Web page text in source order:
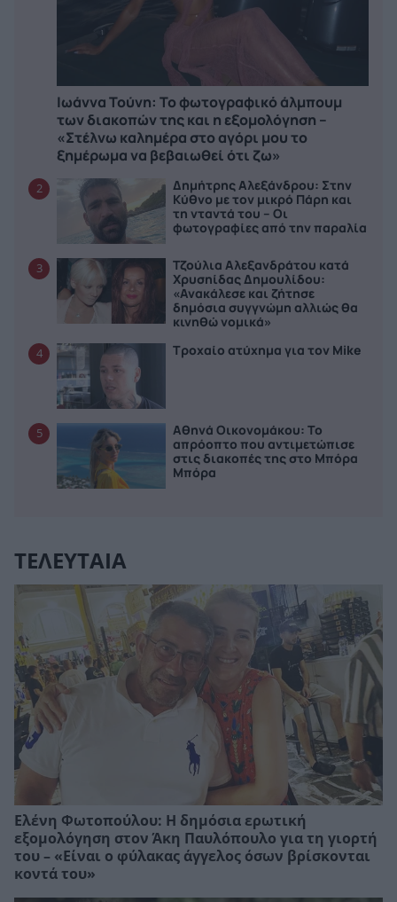
Ιωάννα Τούνη: Το φωτογραφικό άλμπουμ
των διακοπών της και η εξομολόγηση –
«Στέλνω καλημέρα στο αγόρι μου το
ξημέρωμα να βεβαιωθεί ότι ζω»
2
Δημήτρης Αλεξάνδρου: Στην
Κύθνο με τον μικρό Πάρη και
τη νταντά του – Οι
φωτογραφίες από την παραλία
3
Τζούλια Αλεξανδράτου κατά
Χρυσηίδας Δημουλίδου:
«Ανακάλεσε και ζήτησε
δημόσια συγγνώμη αλλιώς θα
κινηθώ νομικά»
4 Τροχαίο ατύχημα για τον Mike
5
Αθηνά Οικονομάκου: Το
απρόοπτο που αντιμετώπισε
στις διακοπές της στο Μπόρα
Μπόρα
ΤΕΛΕΥΤΑΙΑ
Ελένη Φωτοπούλου: Η δημόσια ερωτική
εξομολόγηση στον Άκη Παυλόπουλο για τη γιορτή
του – «Είναι ο φύλακας άγγελος όσων βρίσκονται
κοντά του»